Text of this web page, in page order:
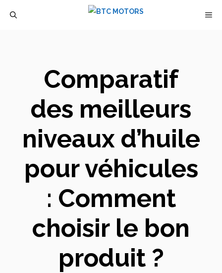
Comparatif
des meilleurs
niveaux d’huile
pour véhicules
: Comment
choisir le bon
produit ?